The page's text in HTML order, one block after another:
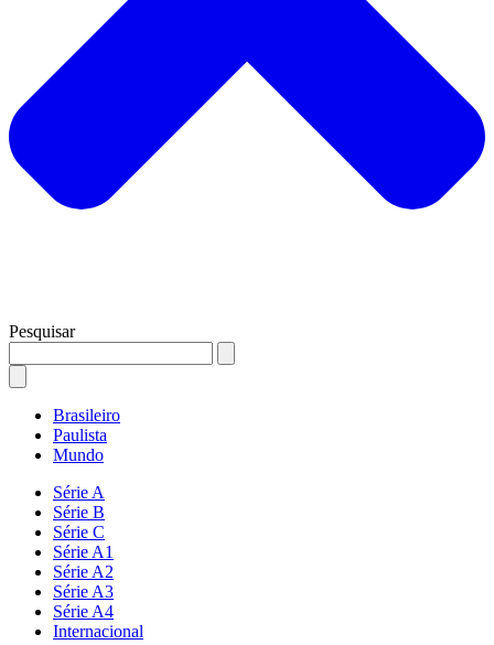
Pesquisar
Brasileiro
Paulista
Mundo
Série A
Série B
Série C
Série A1
Série A2
Série A3
Série A4
Internacional